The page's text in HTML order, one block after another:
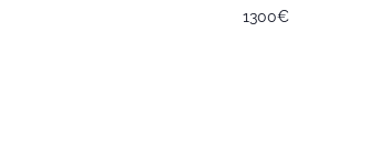
1300€